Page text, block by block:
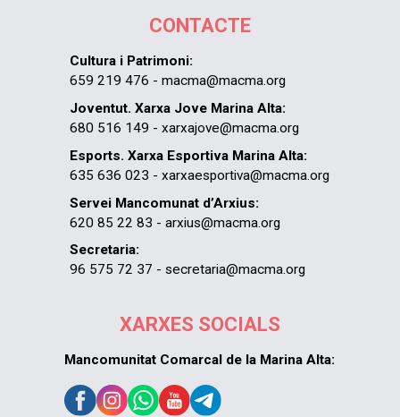
CONTACTE
Cultura i Patrimoni:
659 219 476 - macma@macma.org
Joventut. Xarxa Jove Marina Alta:
680 516 149 - xarxajove@macma.org
Esports. Xarxa Esportiva Marina Alta:
635 636 023 - xarxaesportiva@macma.org
Servei Mancomunat d’Arxius:
620 85 22 83 - arxius@macma.org
Secretaria:
96 575 72 37 - secretaria@macma.org
XARXES SOCIALS
Mancomunitat Comarcal de la Marina Alta: